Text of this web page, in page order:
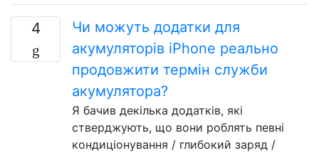
4
Чи можуть додатки для
акумуляторів iPhone реально
продовжити термін служби
акумулятора?
Я бачив декілька додатків, які
стверджують, що вони роблять певні
кондиціонування / глибокий заряд /